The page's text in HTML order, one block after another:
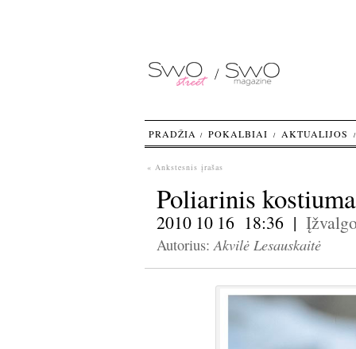
« Ankstesnis įrašas
Poliarinis
2010 10 16 18:36 |
Autorius:Akvilė Lesauskaitė
PRADŽIA POKALBIAI AKTUALIJOS